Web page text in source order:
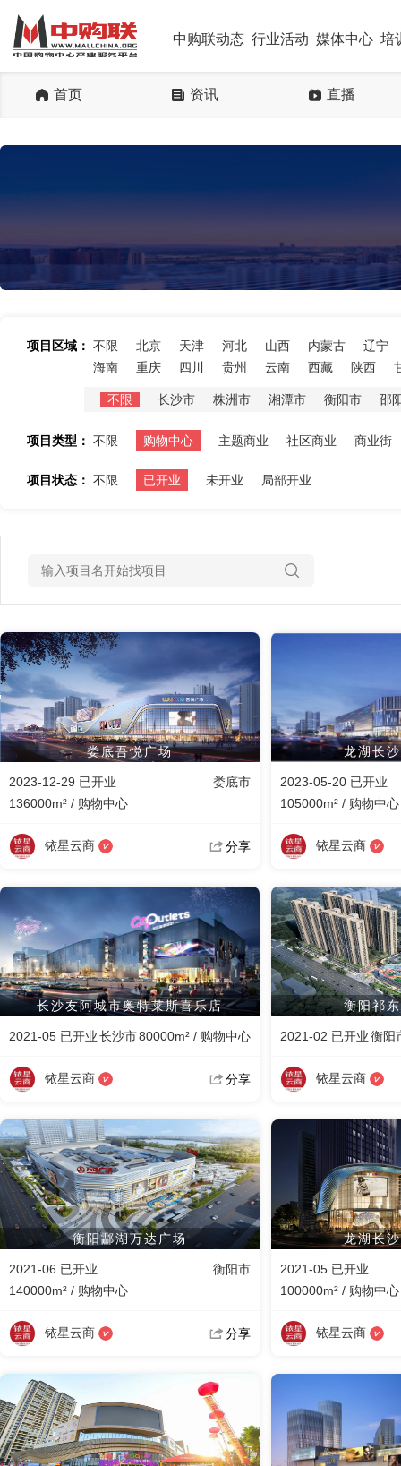
中购联动态 行业活动 媒体中心 培
首页 资讯 直播
项目区域： 不限 北京 天津 河北 山西 内蒙古
辽宁
海南
重庆 四川 贵州 云南 西藏 陕西
不限 长沙市 株洲市 湘潭市 衡阳市 邵
项目类型： 不限 购物中心 主题商业 社区商业 商业街
项目状态： 不限 已开业 未开业 局部开业
娄底吾悦广场
2023-12-29 已开业
娄底市
136000m² / 购物中心
铱星云商 分享
龙湖长
2023-05-20 已开业
105000m² / 购物中心
铱星云商
长沙友阿城市奥特莱斯喜乐店
2021-05 已开业长沙市80000m² / 购物中心
铱星云商 分享
衡阳祁
2021-02 已开业衡阳
铱星云商
衡阳酃湖万达广场
2021-06 已开业
衡阳市
140000m² / 购物中心
铱星云商 分享
龙湖长
2021-05 已开业
100000m² / 购物中心
铱星云商